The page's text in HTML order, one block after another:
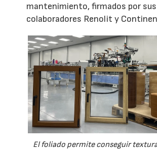
mantenimiento, firmados por sus
colaboradores Renolit y
El foliado permite conseguir